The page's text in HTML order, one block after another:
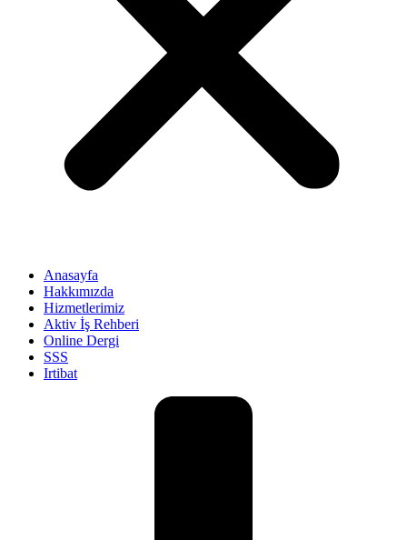
Anasayfa
Hakkımızda
Hizmetlerimiz
Aktiv İş Rehberi
Online Dergi
SSS
Irtibat